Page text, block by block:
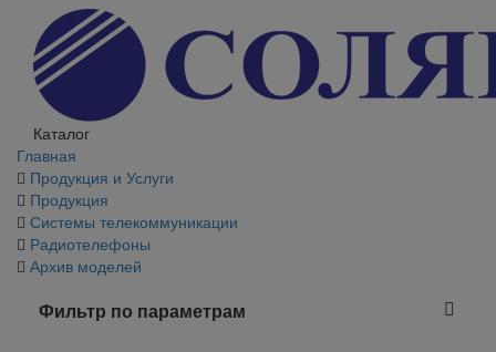
Каталог
Главная
Продукция и Услуги
Продукция
Системы телекоммуникации
Радиотелефоны
Архив моделей
Фильтр по параметрам